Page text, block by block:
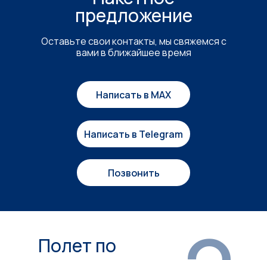
предложение
Оставьте свои контакты, мы свяжемся с
вами в ближайшее время
Написать в MAX
Написать в Telegram
Позвонить
Полет по